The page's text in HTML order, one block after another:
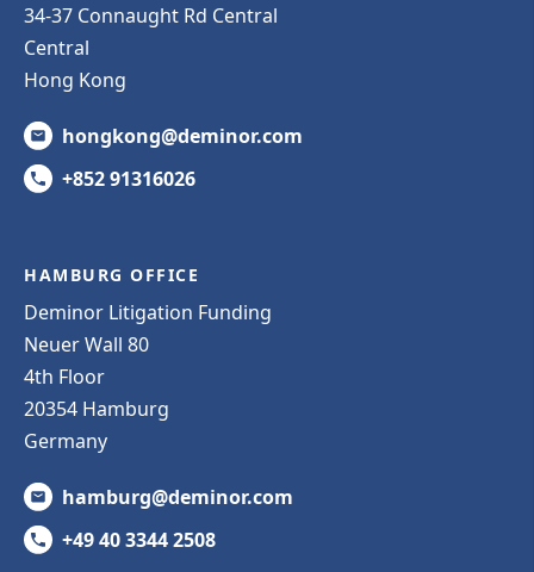
34-37 Connaught Rd Central
Central
Hong Kong
hongkong@deminor.com
+852 91316026
HAMBURG OFFICE
Deminor Litigation Funding
Neuer Wall 80
4th Floor
20354 Hamburg
Germany
hamburg@deminor.com
+49 40 3344 2508